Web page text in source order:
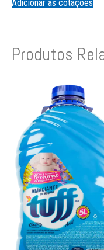
Adicionar às cotações
Produtos